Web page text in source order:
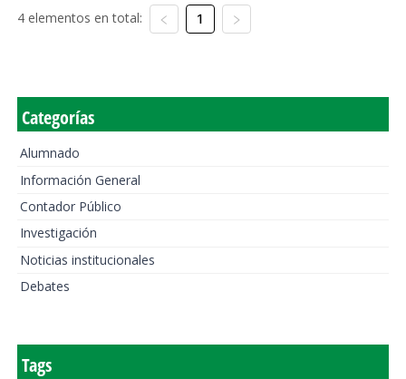
4 elementos en total: 1
Categorías
Alumnado
Información General
Contador Público
Investigación
Noticias institucionales
Debates
Tags